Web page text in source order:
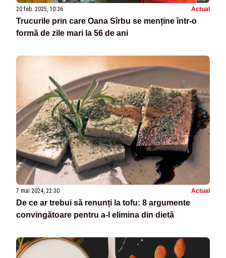
20 feb. 2025, 10:36 Actual
Trucurile prin care Oana Sîrbu se menține într-o
formă de zile mari la 56 de ani
7 mai 2024, 22:30 Actual
De ce ar trebui să renunți la tofu: 8 argumente
convingătoare pentru a-l elimina din dietă